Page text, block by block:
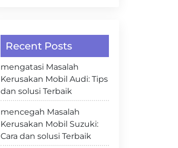
Recent Posts
mengatasi Masalah
Kerusakan Mobil Audi: Tips
dan solusi Terbaik
mencegah Masalah
Kerusakan Mobil Suzuki:
Cara dan solusi Terbaik